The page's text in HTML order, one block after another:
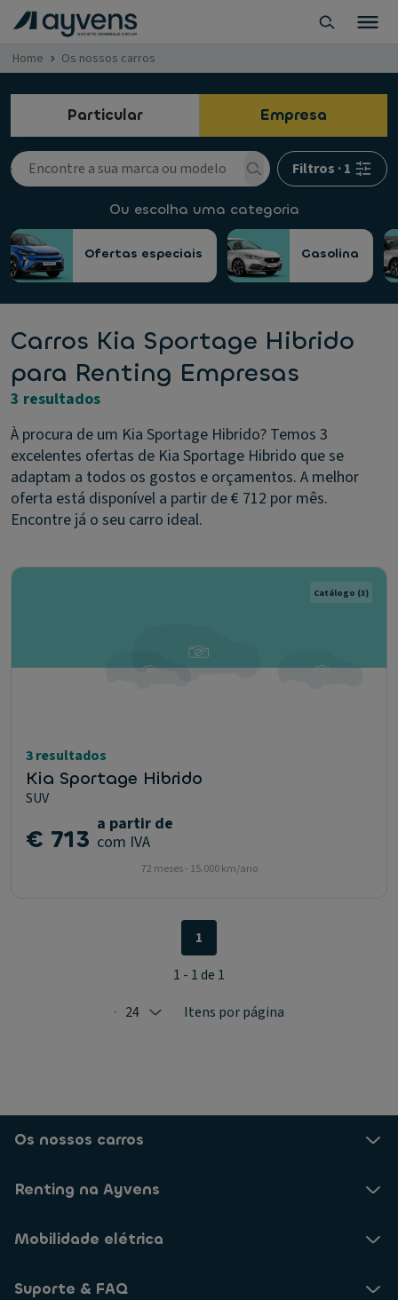
Home Os nossos carros
Particular Empresa
Filtros ·1
Ou escolha uma categoria
Ofertas especiais Gasolina
Carros Kia Sportage Hibrido
para Renting Empresas
3 resultados
À procura de um Kia Sportage Hibrido? Temos 3
excelentes ofertas de Kia Sportage Hibrido que se
adaptam a todos os gostos e orçamentos. A melhor
oferta está disponível a partir de € 712 por mês.
Encontre já o seu carro ideal.
Catálogo (3)
3 resultados
Kia Sportage Hibrido
SUV
€ 713 a partir de
com IVA
72 meses - 15.000 km/ano
Selected: 24
24 Itens por página
1
1 - 1 de 1
Os nossos carros
Renting na Ayvens
Mobilidade elétrica
Suporte & FAQ